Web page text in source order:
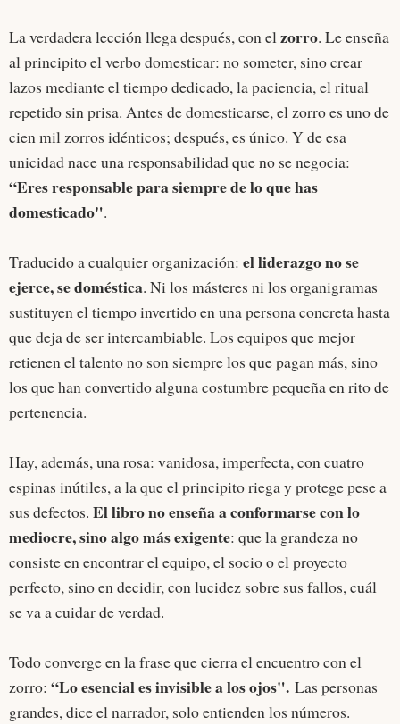
La verdadera lección llega después, con elzorro. Le enseña
al principito el verbo domesticar: no someter, sino crear
lazos mediante el tiempo dedicado, la paciencia, el ritual
repetido sin prisa. Antes de domesticarse, el zorro es uno de
cien mil zorros idénticos; después, es único. Y de esa
unicidad nace una responsabilidad que no se negocia:
“Eres responsable para siempre de lo que has
domesticado".
Traducido a cualquier organización: el liderazgo no se
ejerce, se doméstica. Ni los másteres ni los organigramas
sustituyen el tiempo invertido en una persona concreta hasta
que deja de ser intercambiable. Los equipos que mejor
retienen el talento no son siempre los que pagan más, sino
los que han convertido alguna costumbre pequeña en rito de
pertenencia.
Hay, además, una rosa: vanidosa, imperfecta, con cuatro
espinas inútiles, a la que el principito riega y protege pese a
sus defectos. El libro no enseña a conformarse con lo
mediocre, sino algo más exigente: que la grandeza no
consiste en encontrar el equipo, el socio o el proyecto
perfecto, sino en decidir, con lucidez sobre sus fallos, cuál
se va a cuidar de verdad.
Todo converge en la frase que cierra el encuentro con el
zorro: “Lo esencial es invisible a los ojos". Las personas
grandes, dice el narrador, solo entienden los números.